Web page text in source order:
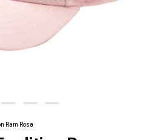
Ram Rosa